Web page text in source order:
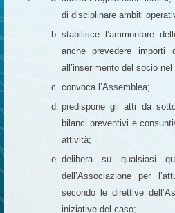
di disciplinare ambiti
stabilisce l’ammontare
anche prevedere importi
all’inserimento del socio
convoca l’Assemblea;
predispone gli atti da
bilanci preventivi e
attività;
delibera su qualsiasi
dell’Associazione per
secondo le direttive
iniziative del caso;